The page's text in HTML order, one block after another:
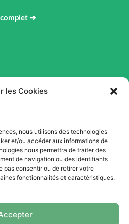
les Cookies
nous utilisons des technologies
et/ou accéder aux informations de
nous permettra de traiter des
de navigation ou des identifiants
pas consentir ou de retirer votre
fonctionnalités et caractéristiques.
➜